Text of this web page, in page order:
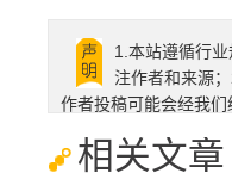
1.本站遵循行
注作者和来源
作者投稿可能会经我们
相关文章